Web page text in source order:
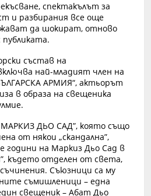
спектакълът за
и разбирания все още
да шокират, отново
състав на
най-младият член на
АРМИЯ“, актьорът
в образа на свещеника
ДЬО САД”, която също
от някои „скандална”,
години на Маркиз Дьо Сад в
където отделен от света,
Съюзници са му
съмишленици – една
свещеник – Абат Дьо